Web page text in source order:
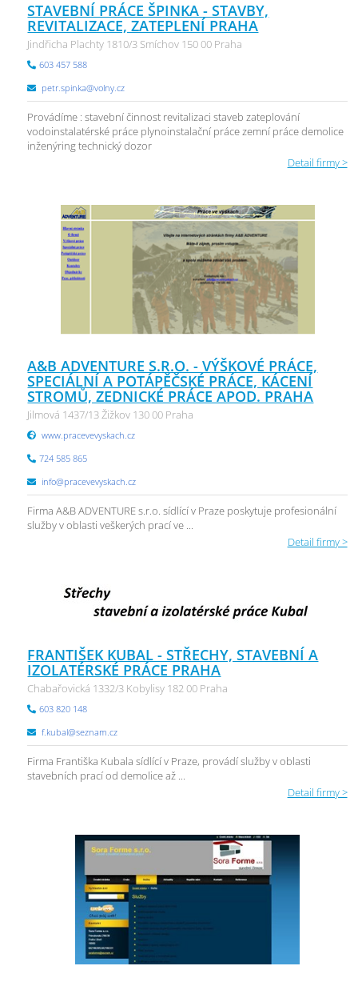
STAVEBNÍ PRÁCE ŠPINKA - STAVBY,
REVITALIZACE, ZATEPLENÍ PRAHA
Jindřicha Plachty 1810/3 Smíchov 150 00 Praha
603 457 588
petr.spinka@volny.cz
Provádíme : stavební činnost revitalizaci staveb zateplování
vodoinstalatérské práce plynoinstalační práce zemní práce demolice
inženýring technický dozor
Detail firmy >
A&B ADVENTURE S.R.O. - VÝŠKOVÉ PRÁCE,
SPECIÁLNÍ A POTÁPĚČSKÉ PRÁCE, KÁCENÍ
STROMŮ, ZEDNICKÉ PRÁCE APOD. PRAHA
Jilmová 1437/13 Žižkov 130 00 Praha
www.pracevevyskach.cz
724 585 865
info@pracevevyskach.cz
Firma A&B ADVENTURE s.r.o. sídlící v Praze poskytuje profesionální
služby v oblasti veškerých prací ve ...
Detail firmy >
FRANTIŠEK KUBAL - STŘECHY, STAVEBNÍ A
IZOLATÉRSKÉ PRÁCE PRAHA
Chabařovická 1332/3 Kobylisy 182 00 Praha
603 820 148
f.kubal@seznam.cz
Firma Františka Kubala sídlící v Praze, provádí služby v oblasti
stavebních prací od demolice až ...
Detail firmy >